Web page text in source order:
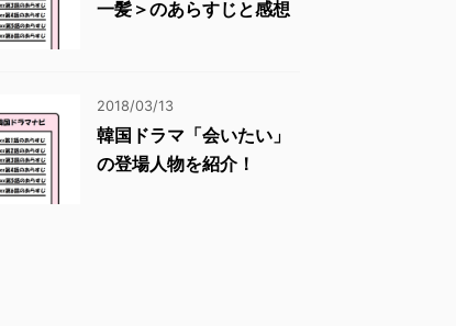
一髪＞のあらすじと感想
2018/03/13
韓国ドラマ「会いたい」
の登場人物を紹介！